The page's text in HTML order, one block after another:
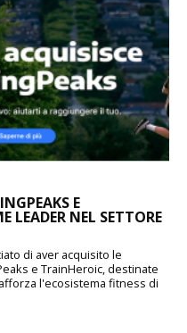
E
LEADER NEL SETTORE
di aver acquisito le
e TrainHeroic, destinate
l'ecosistema fitness di